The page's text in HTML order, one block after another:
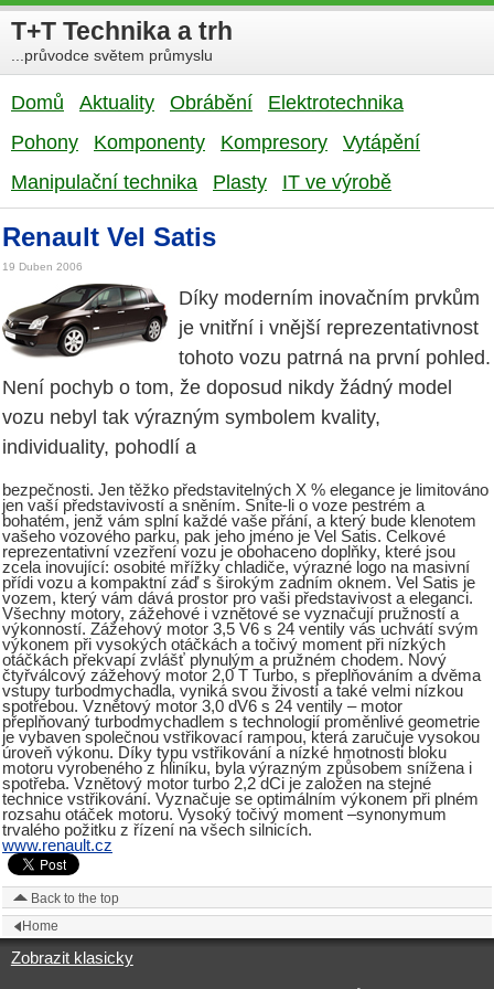
T+T Technika a trh
...průvodce světem průmyslu
Domů Aktuality Obrábění
Elektrotechnika
Pohony
Komponenty Kompresory
Vytápění
Manipulační technika
Plasty IT ve výrobě
Renault Vel Satis
19 Duben 2006
Díky moderním inovačním prvkům
je vnitřní i vnější reprezentativnost
tohoto vozu patrná na první pohled.
Není pochyb o tom, že doposud nikdy žádný model
vozu nebyl tak výrazným symbolem kvality,
individuality, pohodlí a
bezpečnosti. Jen těžko představitelných X % elegance je limitováno
jen vaší představivostí a sněním. Sníte-li o voze pestrém a
bohatém, jenž vám splní každé vaše přání, a který bude klenotem
vašeho vozového parku, pak jeho jméno je Vel Satis. Celkové
reprezentativní vzezření vozu je obohaceno doplňky, které jsou
zcela inovující: osobité mřížky chladiče, výrazné logo na masivní
přídi vozu a kompaktní záď s širokým zadním oknem. Vel Satis je
vozem, který vám dává prostor pro vaši představivost a eleganci.
Všechny motory, zážehové i vznětové se vyznačují pružností a
výkonností. Zážehový motor 3,5 V6 s 24 ventily vás uchvátí svým
výkonem při vysokých otáčkách a točivý moment při nízkých
otáčkách překvapí zvlášť plynulým a pružném chodem. Nový
čtyřválcový zážehový motor 2,0 T Turbo, s přeplňováním a dvěma
vstupy turbodmychadla, vyniká svou živostí a také velmi nízkou
spotřebou. Vznětový motor 3,0 dV6 s 24 ventily – motor
přeplňovaný turbodmychadlem s technologií proměnlivé geometrie
je vybaven společnou vstřikovací rampou, která zaručuje vysokou
úroveň výkonu. Díky typu vstřikování a nízké hmotnosti bloku
motoru vyrobeného z hliníku, byla výrazným způsobem snížena i
spotřeba. Vznětový motor turbo 2,2 dCi je založen na stejné
technice vstřikování. Vyznačuje se optimálním výkonem při plném
rozsahu otáček motoru. Vysoký točivý moment –synonymum
trvalého požitku z řízení na všech silnicích.
www.renault.cz
Back to the top
Home
Zobrazit klasicky